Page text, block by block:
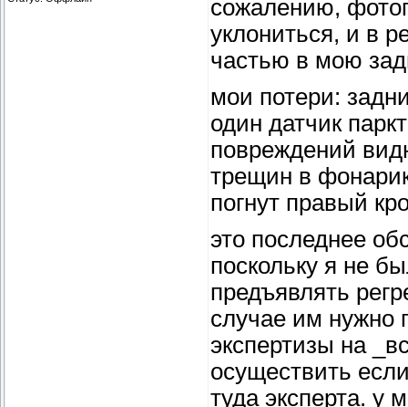
сожалению,
уклониться, и в
частью в мою
мои потери:
один датчик
повреждений
трещин в
погнут правый
это последнее
поскольку я не
предъявлять
случае им нужно
экспертизы на
осуществить
туда эксперта. у